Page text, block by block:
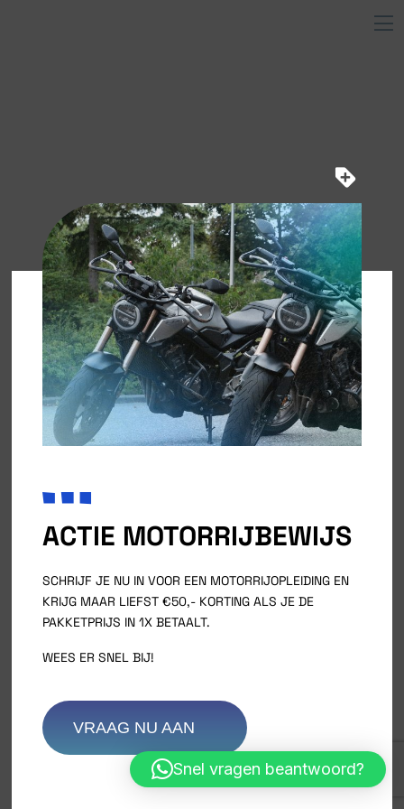
Snel vragen beantwoord?
ACTIE MOTORRIJBEWIJS
SCHRIJF JE NU IN VOOR EEN MOTORRIJOPLEIDING EN
KRIJG MAAR LIEFST €50,- KORTING ALS JE DE
PAKKETPRIJS IN 1X BETAALT.
WEES ER SNEL BIJ!
VRAAG NU AAN